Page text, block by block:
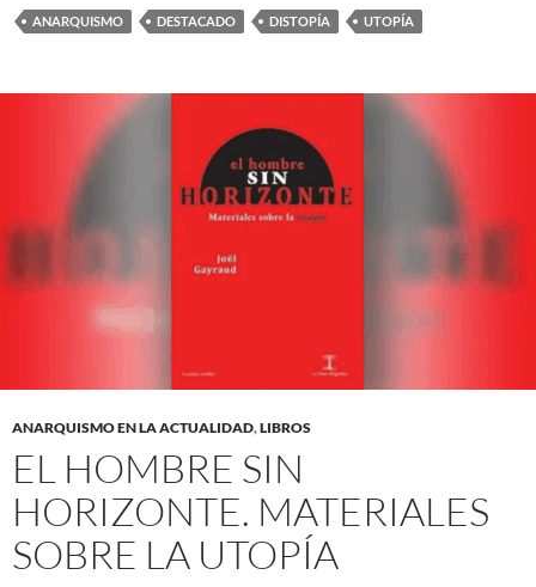
ANARQUISMO DESTACADO DISTOPÍA UTOPÍA
ANARQUISMO EN LA ACTUALIDAD,LIBROS
EL HOMBRE SIN
HORIZONTE. MATERIALES
SOBRE LA UTOPÍA